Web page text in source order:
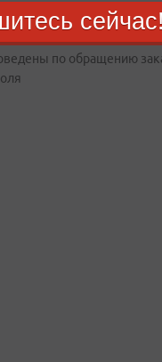
свинине обнаружили
по обращению
сейчас!